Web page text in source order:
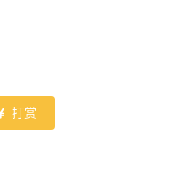
打赏